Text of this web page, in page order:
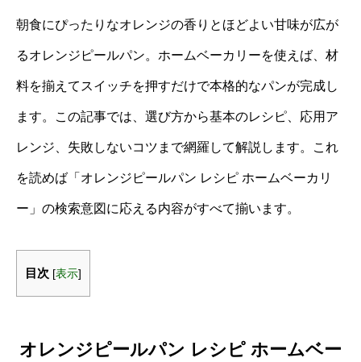
朝食にぴったりなオレンジの香りとほどよい甘味が広が
るオレンジピールパン。ホームベーカリーを使えば、材
料を揃えてスイッチを押すだけで本格的なパンが完成し
ます。この記事では、選び方から基本のレシピ、応用ア
レンジ、失敗しないコツまで網羅して解説します。これ
を読めば「オレンジピールパン レシピ ホームベーカリ
ー」の検索意図に応える内容がすべて揃います。
目次 [表示]
オレンジピールパン レシピ ホームベー